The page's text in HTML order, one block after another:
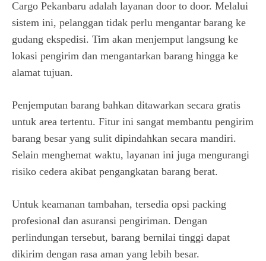
Cargo Pekanbaru adalah layanan door to door. Melalui
sistem ini, pelanggan tidak perlu mengantar barang ke
gudang ekspedisi. Tim akan menjemput langsung ke
lokasi pengirim dan mengantarkan barang hingga ke
alamat tujuan.
Penjemputan barang bahkan ditawarkan secara gratis
untuk area tertentu. Fitur ini sangat membantu pengirim
barang besar yang sulit dipindahkan secara mandiri.
Selain menghemat waktu, layanan ini juga mengurangi
risiko cedera akibat pengangkatan barang berat.
Untuk keamanan tambahan, tersedia opsi packing
profesional dan asuransi pengiriman. Dengan
perlindungan tersebut, barang bernilai tinggi dapat
dikirim dengan rasa aman yang lebih besar.